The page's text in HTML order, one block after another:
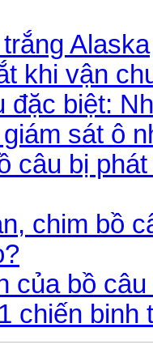
Alaska
khi vận
đặc biệt:
sát ô
câu bị
chim bồ
của bồ
chiến binh